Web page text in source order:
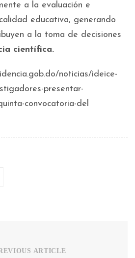
a la evaluación e
educativa, generando
a la toma de decisiones
científica.
noticias/ideice-
presentar-
convocatoria-del
ARTICLE